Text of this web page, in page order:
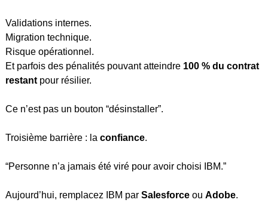
Validations internes.
Migration technique.
Risque opérationnel.
Et parfois des pénalités pouvant atteindre 100 % du contrat
restant pour résilier.
Ce n’est pas un bouton “désinstaller”.
Troisième barrière : la confiance.
“Personne n’a jamais été viré pour avoir choisi IBM.”
Aujourd’hui, remplacez IBM par Salesforce ou Adobe.